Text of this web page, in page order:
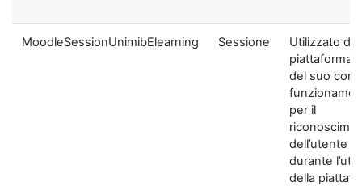
MoodleSessionUnimibElearning Sessione
Utilizzato
piattaforma
del suo
per il
dell’utente
durante
della